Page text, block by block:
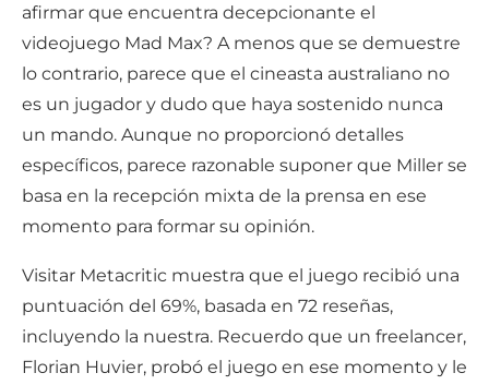
afirmar que encuentra decepcionante el
videojuego Mad Max? A menos que se demuestre
lo contrario, parece que el cineasta australiano no
es un jugador y dudo que haya sostenido nunca
un mando. Aunque no proporcionó detalles
específicos, parece razonable suponer que Miller se
basa en la recepción mixta de la prensa en ese
momento para formar su opinión.
Visitar Metacritic muestra que el juego recibió una
puntuación del 69%, basada en 72 reseñas,
incluyendo la nuestra. Recuerdo que un freelancer,
Florian Huvier, probó el juego en ese momento y le